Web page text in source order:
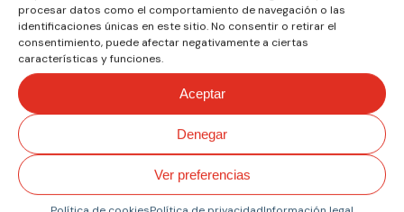
procesar datos como el comportamiento de navegación o las
identificaciones únicas en este sitio. No consentir o retirar el
consentimiento, puede afectar negativamente a ciertas
características y funciones.
Aceptar
Denegar
Ver preferencias
Nombre*
Mail*
Motivo de consulta*